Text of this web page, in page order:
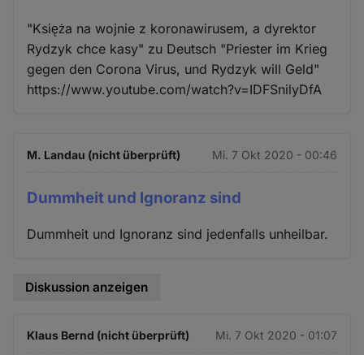
"Księża na wojnie z koronawirusem, a dyrektor
Rydzyk chce kasy" zu Deutsch "Priester im Krieg
gegen den Corona Virus, und Rydzyk will Geld"
https://www.youtube.com/watch?v=IDFSnilyDfA
M. Landau (nicht überprüft) Mi. 7 Okt 2020 - 00:46
Dummheit und Ignoranz sind
Dummheit und Ignoranz sind jedenfalls unheilbar.
Diskussion anzeigen
Klaus Bernd (nicht überprüft) Mi. 7 Okt 2020 - 01:07